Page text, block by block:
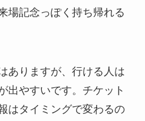
場記念っぽく持ち帰れる
ありますが、行ける人は
出やすいです。チケット
はタイミングで変わるの